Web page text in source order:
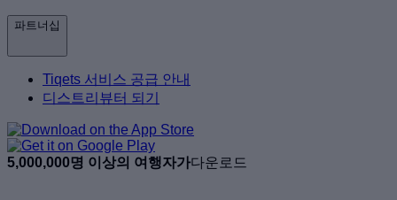
파트너십
Tiqets 서비스 공급 안내
디스트리뷰터 되기
5,000,000명 이상의 여행자가다운로드